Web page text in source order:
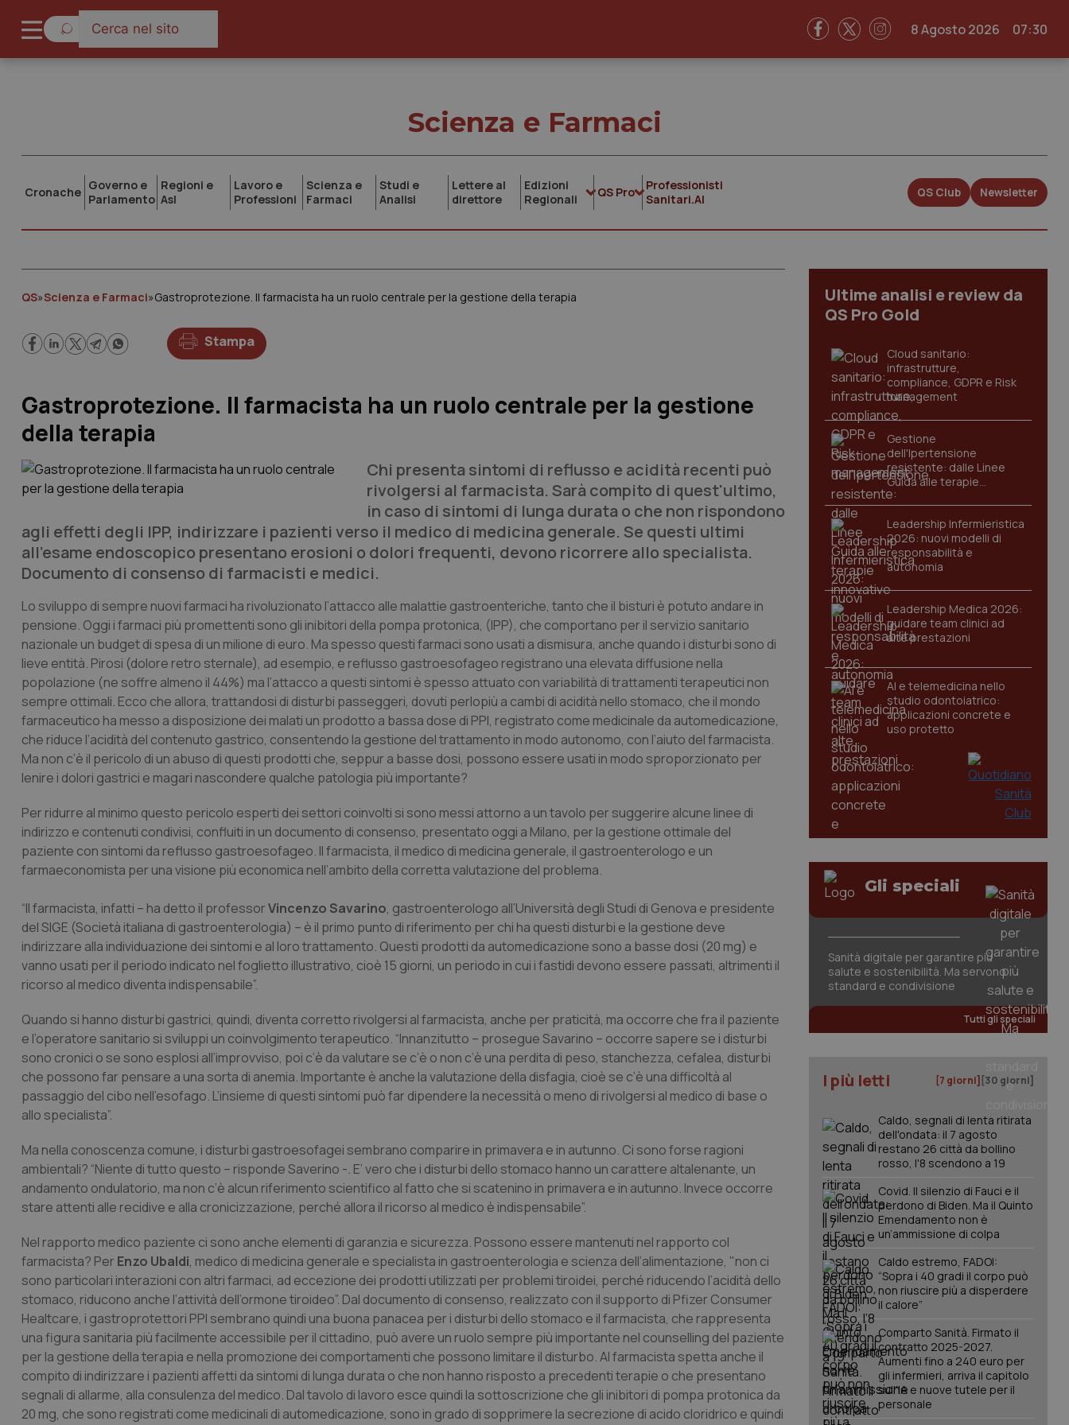
8 Agosto 2026 07:30
Scienza e Farmaci
Cronache Governo e
Parlamento
Regioni e
Asl
Lavoro e
Professioni
Scienza e
Farmaci
Studi e
Analisi
Lettere al
direttore
Edizioni
Regionali
QS Pro
Professionisti
Sanitari.AI
QS Club Newsletter
QS»Scienza e Farmaci»Gastroprotezione. Il farmacista ha un ruolo centrale per la gestione della terapia
Stampa
Gastroprotezione. Il farmacista ha un ruolo centrale per la gestione
della terapia
Chi presenta sintomi di reflusso e acidità recenti può
rivolgersi al farmacista. Sarà compito di quest'ultimo,
in caso di sintomi di lunga durata o che non rispondono
agli effetti degli IPP, indirizzare i pazienti verso il medico di medicina generale. Se questi ultimi
all’esame endoscopico presentano erosioni o dolori frequenti, devono ricorrere allo specialista.
Documento di consenso di farmacisti e medici.
Lo sviluppo di sempre nuovi farmaci ha rivoluzionato l’attacco alle malattie gastroenteriche, tanto che il bisturi è potuto andare in
pensione. Oggi i farmaci più promettenti sono gli inibitori della pompa protonica, (IPP), che comportano per il servizio sanitario
nazionale un budget di spesa di un milione di euro. Ma spesso questi farmaci sono usati a dismisura, anche quando i disturbi sono di
lieve entità. Pirosi (dolore retro sternale), ad esempio, e reflusso gastroesofageo registrano una elevata diffusione nella
popolazione (ne soffre almeno il 44%) ma l’attacco a questi sintomi è spesso attuato con variabilità di trattamenti terapeutici non
sempre ottimali. Ecco che allora, trattandosi di disturbi passeggeri, dovuti perlopiù a cambi di acidità nello stomaco, che il mondo
farmaceutico ha messo a disposizione dei malati un prodotto a bassa dose di PPI, registrato come medicinale da automedicazione,
che riduce l’acidità del contenuto gastrico, consentendo la gestione del trattamento in modo autonomo, con l’aiuto del farmacista.
Ma non c’è il pericolo di un abuso di questi prodotti che, seppur a basse dosi, possono essere usati in modo sproporzionato per
lenire i dolori gastrici e magari nascondere qualche patologia più importante?
Per ridurre al minimo questo pericolo esperti dei settori coinvolti si sono messi attorno a un tavolo per suggerire alcune linee di
indirizzo e contenuti condivisi, confluiti in un documento di consenso, presentato oggi a Milano, per la gestione ottimale del
paziente con sintomi da reflusso gastroesofageo. Il farmacista, il medico di medicina generale, il gastroenterologo e un
farmaeconomista per una visione più economica nell’ambito della corretta valutazione del problema.
“Il farmacista, infatti – ha detto il professorVincenzo Savarino, gastroenterologo all’Università degli Studi di Genova e presidente
del SIGE (Società italiana di gastroenterologia) – è il primo punto di riferimento per chi ha questi disturbi e la gestione deve
indirizzare alla individuazione dei sintomi e al loro trattamento. Questi prodotti da automedicazione sono a basse dosi (20 mg) e
vanno usati per il periodo indicato nel foglietto illustrativo, cioè 15 giorni, un periodo in cui i fastidi devono essere passati, altrimenti il
ricorso al medico diventa indispensabile”.
Quando si hanno disturbi gastrici, quindi, diventa corretto rivolgersi al farmacista, anche per praticità, ma occorre che fra il paziente
e l’operatore sanitario si sviluppi un coinvolgimento terapeutico. “Innanzitutto – prosegue Savarino – occorre sapere se i disturbi
sono cronici o se sono esplosi all’improvviso, poi c’è da valutare se c’è o non c’è una perdita di peso, stanchezza, cefalea, disturbi
che possono far pensare a una sorta di anemia. Importante è anche la valutazione della disfagia, cioè se c’è una difficoltà al
passaggio del cibo nell’esofago. L’insieme di questi sintomi può far dipendere la necessità o meno di rivolgersi al medico di base o
allo specialista”.
Ma nella conoscenza comune, i disturbi gastroesofagei sembrano comparire in primavera e in autunno. Ci sono forse ragioni
ambientali? “Niente di tutto questo – risponde Saverino -. E’ vero che i disturbi dello stomaco hanno un carattere altalenante, un
andamento ondulatorio, ma non c’è alcun riferimento scientifico al fatto che si scatenino in primavera e in autunno. Invece occorre
stare attenti alle recidive e alla cronicizzazione, perché allora il ricorso al medico è indispensabile”.
Nel rapporto medico paziente ci sono anche elementi di garanzia e sicurezza. Possono essere mantenuti nel rapporto col
farmacista? Per Enzo Ubaldi, medico di medicina generale e specialista in gastroenterologia e scienza dell’alimentazione, "non ci
sono particolari interazioni con altri farmaci, ad eccezione dei prodotti utilizzati per problemi tiroidei, perché riducendo l’acidità dello
stomaco, riducono anche l’attività dell’ormone tiroideo”. Dal documento di consenso, realizzato con il supporto di Pfizer Consumer
Healtcare, i gastroprotettori PPI sembrano quindi una buona panacea per i disturbi dello stomaco e il farmacista, che rappresenta
una figura sanitaria più facilmente accessibile per il cittadino, può avere un ruolo sempre più importante nel counselling del paziente
per la gestione della terapia e nella promozione dei comportamenti che possono limitare il disturbo. Al farmacista spetta anche il
compito di indirizzare i pazienti affetti da sintomi di lunga durata o che non hanno risposto a precedenti terapie o che presentano
segnali di allarme, alla consulenza del medico. Dal tavolo di lavoro esce quindi la sottoscrizione che gli inibitori di pompa protonica da
20 mg, che sono registrati come medicinali di automedicazione, sono in grado di sopprimere la secrezione di acido cloridrico e quindi
Ultime analisi e review da
QS Pro Gold
Cloud sanitario:
infrastrutture,
compliance, GDPR e Risk
management
Gestione
dell'Ipertensione
resistente: dalle Linee
Guida alle terapie
innovative
Leadership Infermieristica
2026: nuovi modelli di
responsabilità e
autonomia
Leadership Medica 2026:
guidare team clinici ad
alte prestazioni
AI e telemedicina nello
studio odontoiatrico:
applicazioni concrete e
uso protetto
Gli speciali
Sanità digitale per garantire più
salute e sostenibilità. Ma servono
standard e condivisione
Tutti gli speciali
I più letti [7 giorni] [30 giorni]
Caldo, segnali di lenta ritirata
dell'ondata: il 7 agosto
restano 26 città da bollino
rosso, l'8 scendono a 19
Covid. Il silenzio di Fauci e il
perdono di Biden. Ma il Quinto
Emendamento non è
un’ammissione di colpa
Caldo estremo, FADOI:
“Sopra i 40 gradi il corpo può
non riuscire più a disperdere
il calore”
Comparto Sanità. Firmato il
contratto 2025-2027.
Aumenti fino a 240 euro per
gli infermieri, arriva il capitolo
sull'IA e nuove tutele per il
personale